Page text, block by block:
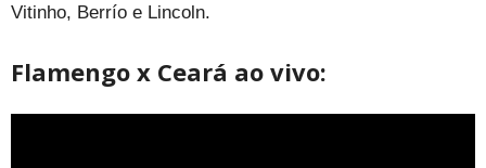
Vitinho, Berrío e Lincoln.
Flamengo x Ceará ao vivo: